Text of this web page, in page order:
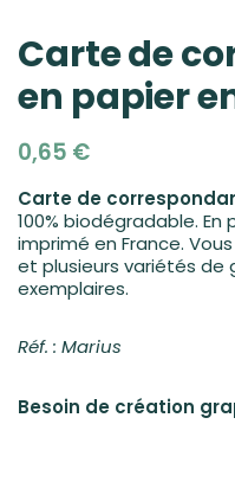
Carte de
en papier
0,65 €
Carte de
100% biodégradable.
imprimé en France.
et plusieurs variétés de
exemplaires.
Réf. : Marius
Besoin de création